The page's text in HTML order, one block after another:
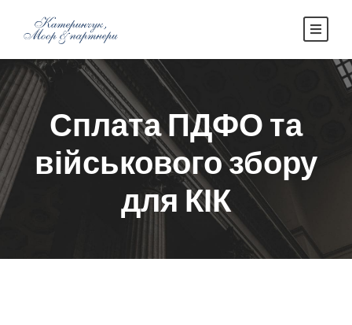
Сплата ПДФО та
військового збору
для КІК